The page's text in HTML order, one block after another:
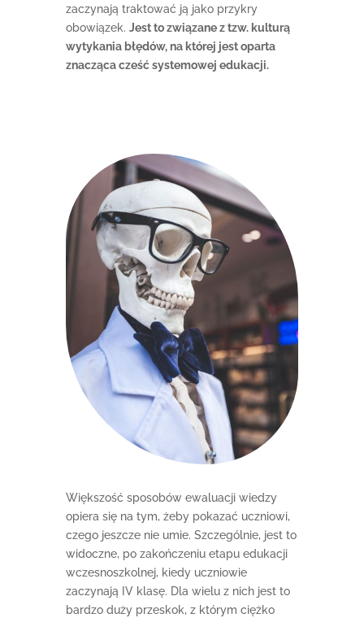
zaczynają traktować ją jako przykry
obowiązek. Jest to związane z tzw. kulturą
wytykania błędów, na której jest oparta
znacząca cześć systemowej edukacji.
Większość sposobów ewaluacji wiedzy
opiera się na tym, żeby pokazać uczniowi,
czego jeszcze nie umie. Szczególnie, jest to
widoczne, po zakończeniu etapu edukacji
wczesnoszkolnej, kiedy uczniowie
zaczynają IV klasę. Dla wielu z nich jest to
bardzo duży przeskok, z którym ciężko